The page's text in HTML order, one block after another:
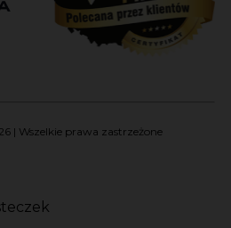
| Wszelkie prawa zastrzeżone